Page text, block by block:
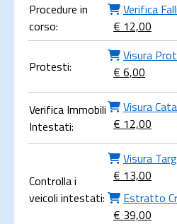
Procedure in
corso:
Verifica
€ 12,00
Protesti:
Visura
€ 6,00
Verifica Immobili
Intestati:
Visura
€ 12,00
Controlla i
veicoli intestati:
Visura
€ 13,00
Estratto
€ 39,00